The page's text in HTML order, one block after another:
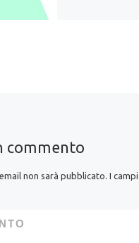
commento
non sarà pubblicato. I